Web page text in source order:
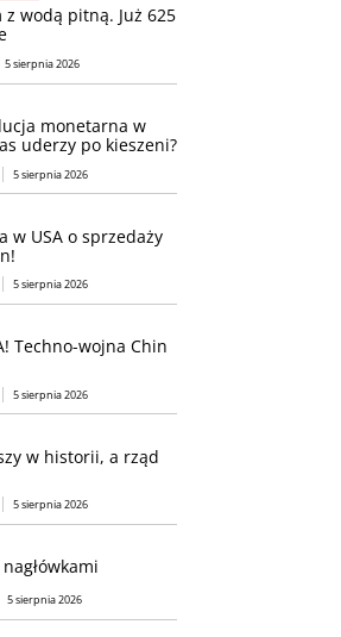
wodą pitną. Już 625
5 sierpnia 2026
monetarna w
uderzy po kieszeni?
5 sierpnia 2026
w USA o sprzedaży
5 sierpnia 2026
Techno-wojna Chin
5 sierpnia 2026
w historii, a rząd
5 sierpnia 2026
5 sierpnia 2026